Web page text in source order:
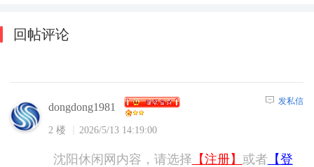
回帖评论
dongdong1981
2 楼 2026/5/13 14:19:00
发私信
沈阳休闲网内容，请选择 【注册】 或者 【登